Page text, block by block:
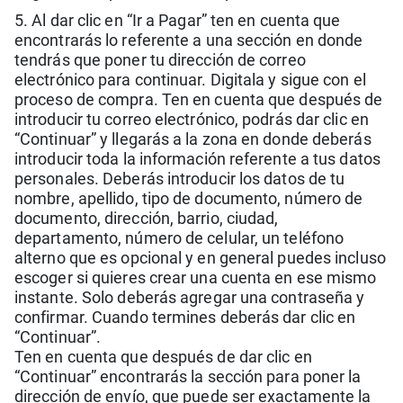
5. Al dar clic en “Ir a Pagar” ten en cuenta que
encontrarás lo referente a una sección en donde
tendrás que poner tu dirección de correo
electrónico para continuar. Digitala y sigue con el
proceso de compra. Ten en cuenta que después de
introducir tu correo electrónico, podrás dar clic en
“Continuar” y llegarás a la zona en donde deberás
introducir toda la información referente a tus datos
personales. Deberás introducir los datos de tu
nombre, apellido, tipo de documento, número de
documento, dirección, barrio, ciudad,
departamento, número de celular, un teléfono
alterno que es opcional y en general puedes incluso
escoger si quieres crear una cuenta en ese mismo
instante. Solo deberás agregar una contraseña y
confirmar. Cuando termines deberás dar clic en
“Continuar”.
Ten en cuenta que después de dar clic en
“Continuar” encontrarás la sección para poner la
dirección de envío, que puede ser exactamente la